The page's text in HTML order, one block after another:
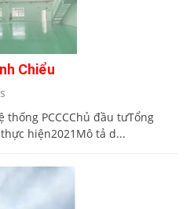
Chiểu
thống PCCCChủ đầu tưTổng
hiện2021Mô tả d...